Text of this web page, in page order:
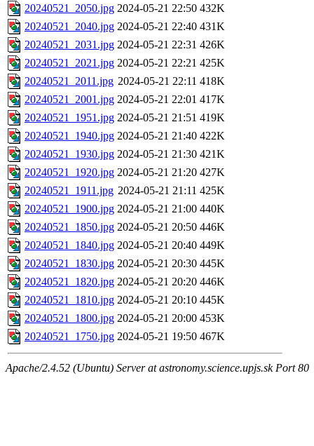
20240521_2050.jpg 2024-05-21 22:50 432K
20240521_2040.jpg 2024-05-21 22:40 431K
20240521_2031.jpg 2024-05-21 22:31 426K
20240521_2021.jpg 2024-05-21 22:21 425K
20240521_2011.jpg 2024-05-21 22:11 418K
20240521_2001.jpg 2024-05-21 22:01 417K
20240521_1951.jpg 2024-05-21 21:51 419K
20240521_1940.jpg 2024-05-21 21:40 422K
20240521_1930.jpg 2024-05-21 21:30 421K
20240521_1920.jpg 2024-05-21 21:20 427K
20240521_1911.jpg 2024-05-21 21:11 425K
20240521_1900.jpg 2024-05-21 21:00 440K
20240521_1850.jpg 2024-05-21 20:50 446K
20240521_1840.jpg 2024-05-21 20:40 449K
20240521_1830.jpg 2024-05-21 20:30 445K
20240521_1820.jpg 2024-05-21 20:20 446K
20240521_1810.jpg 2024-05-21 20:10 445K
20240521_1800.jpg 2024-05-21 20:00 453K
20240521_1750.jpg 2024-05-21 19:50 467K
Apache/2.4.52 (Ubuntu) Server at astronomy.science.upjs.sk Port 80